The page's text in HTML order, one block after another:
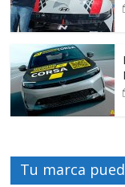
Tu marca